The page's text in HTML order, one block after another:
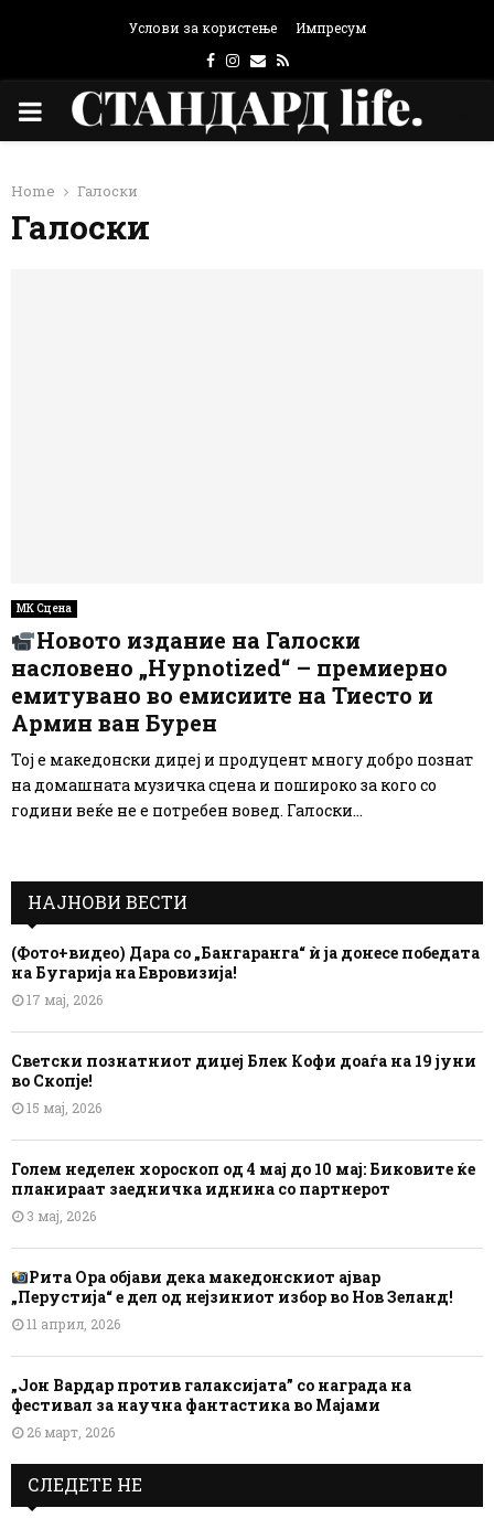
Услови за користење Импресум
Facebook
Instagram
Email
Rss
PRIMARY
Home Галоски
Галоски
МК Сцена
Новото издание на Галоски
насловено „Hypnotized“ – премиерно
емитувано во емисиите на Тиесто и
Армин ван Бурен
Тој е македонски диџеј и продуцент многу добро познат
на домашната музичка сцена и пошироко за кого со
години веќе не е потребен вовед. Галоски...
НАЈНОВИ ВЕСТИ
(Фото+видео) Дара со „Бангаранга“ ѝ ја донесе победата
на Бугарија на Евровизија!
17 мај, 2026
Светски познатниот диџеј Блек Кофи доаѓа на 19 јуни
во Скопје!
15 мај, 2026
Голем неделен хороскоп од 4 мај до 10 мај: Биковите ќе
планираат заедничка иднина со партнерот
3 мај, 2026
Рита Ора објави дека македонскиот ајвар
„Перустија“ е дел од нејзиниот избор во Нов Зеланд!
11 април, 2026
„Јон Вардар против галаксијата” со награда на
фестивал за научна фантастика во Мајами
26 март, 2026
СЛЕДЕТЕ НЕ